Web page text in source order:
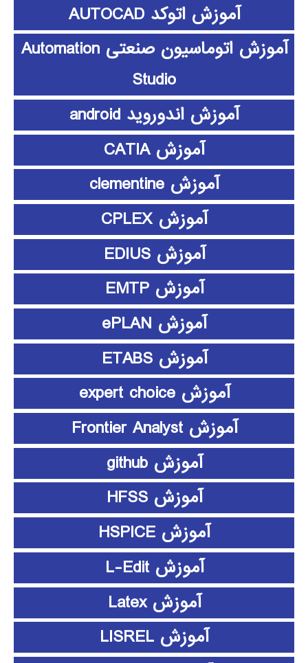
آموزش اتوکد AUTOCAD
آموزش اتوماسیون صنعتی Automation
Studio
آموزش اندوروید android
آموزش CATIA
آموزش clementine
آموزش CPLEX
آموزش EDIUS
آموزش EMTP
آموزش ePLAN
آموزش ETABS
آموزش expert choice
آموزش Frontier Analyst
آموزش github
آموزش HFSS
آموزش HSPICE
آموزش L-Edit
آموزش Latex
آموزش LISREL